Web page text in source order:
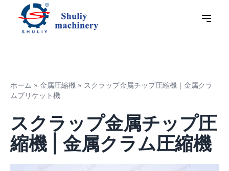
ホーム » 金属圧縮機 » スクラップ金属チップ圧縮機｜金属クラ
ムブリケット機
スクラップ金属チップ圧
縮機 | 金属クラム圧縮機